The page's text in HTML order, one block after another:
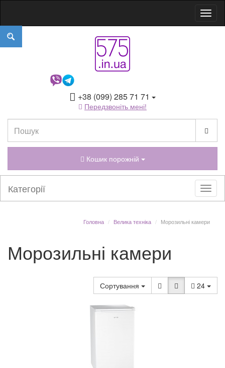
+38 (099) 285 71 71
Передзвоніть мені!
Кошик порожній
Категорії
Головна Велика техніка Морозильні камери
Морозильні камери
Сортування 24